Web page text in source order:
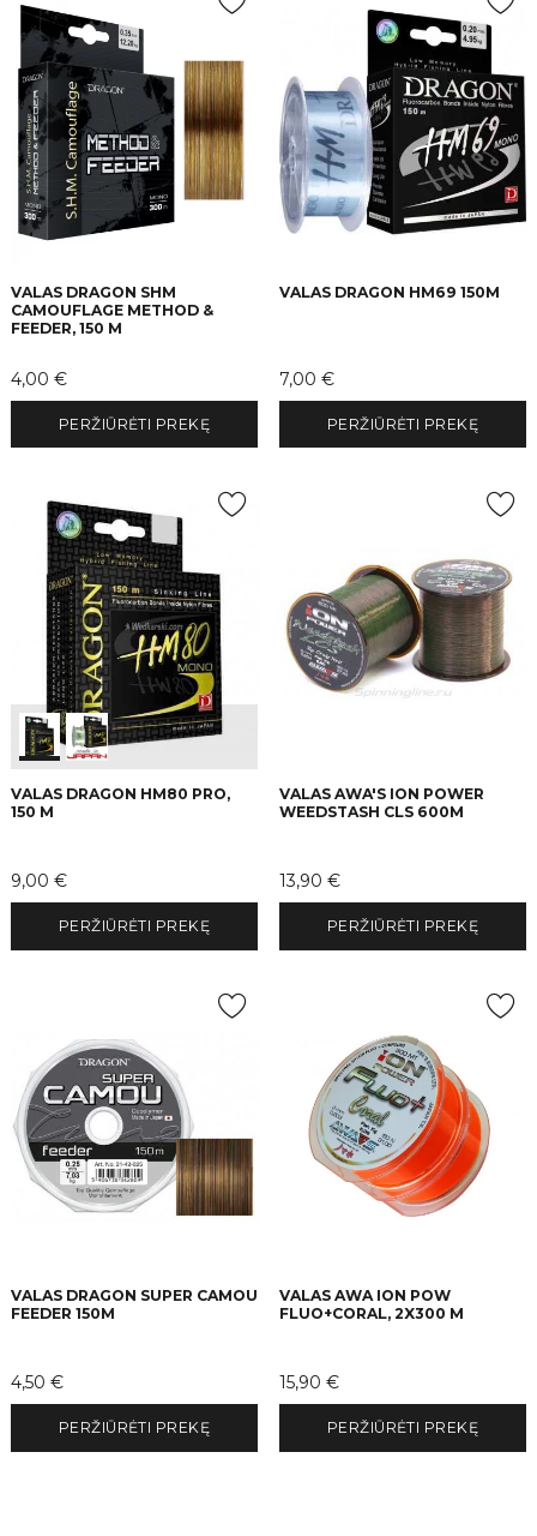
VALAS DRAGON SHM
CAMOUFLAGE METHOD &
FEEDER, 150 M
Kaina
4,00 €
PERŽIŪRĖTI PREKĘ
VALAS DRAGON HM69 150M
Kaina
7,00 €
PERŽIŪRĖTI PREKĘ
VALAS DRAGON HM80 PRO,
150 M
Kaina
9,00 €
PERŽIŪRĖTI PREKĘ
VALAS AWA'S ION POWER
WEEDSTASH CLS 600M
Kaina
13,90 €
PERŽIŪRĖTI PREKĘ
VALAS DRAGON SUPER CAMOU
FEEDER 150M
Kaina
4,50 €
PERŽIŪRĖTI PREKĘ
VALAS AWA ION POW
FLUO+CORAL, 2X300 M
Kaina
15,90 €
PERŽIŪRĖTI PREKĘ